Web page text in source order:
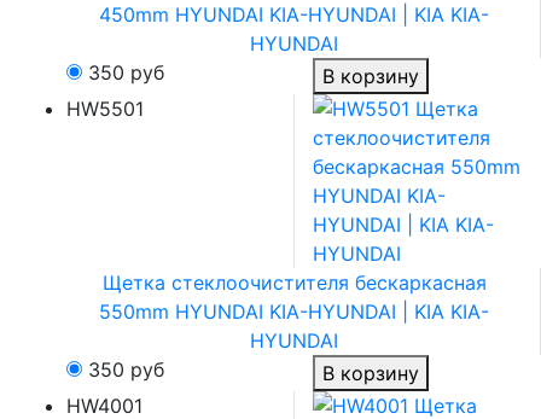
450mm HYUNDAI KIA-HYUNDAI | KIA KIA-
HYUNDAI
350 руб
В корзину
HW5501
Щетка стеклоочистителя бескаркасная
550mm HYUNDAI KIA-HYUNDAI | KIA KIA-
HYUNDAI
350 руб
В корзину
HW4001